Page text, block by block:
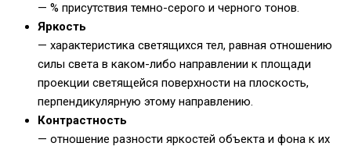
— % присутствия темно-серого и черного тонов.
Яркость
— характеристика светящихся тел, равная отношению
силы света в каком-либо направлении к площади
проекции светящейся поверхности на плоскость,
перпендикулярную этому направлению.
Контрастность
— отношение разности яркостей объекта и фона к их